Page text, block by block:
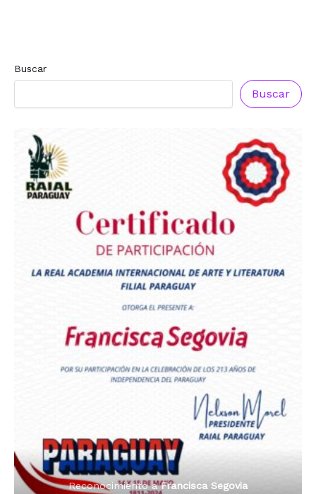
Buscar
Buscar
Dama de Oro 2024
Reconocimiento aFrancisca Segovia
Reconocimiento aFrancisca Segovia
Radio Tribuna Abierta
Radio Tribuna Abierta
Radio Oñondivepa Paraguay
Premio Orgullo Paraguayo
Reconocimiento aFrancisca Segovia